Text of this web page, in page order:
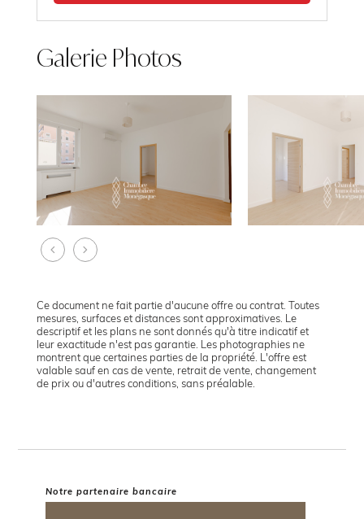
Galerie Photos
Ce document ne fait partie d'aucune offre ou contrat. Toutes
mesures, surfaces et distances sont approximatives. Le
descriptif et les plans ne sont donnés qu'à titre indicatif et
leur exactitude n'est pas garantie. Les photographies ne
montrent que certaines parties de la propriété. L'offre est
valable sauf en cas de vente, retrait de vente, changement
de prix ou d'autres conditions, sans préalable.
Notre partenaire bancaire